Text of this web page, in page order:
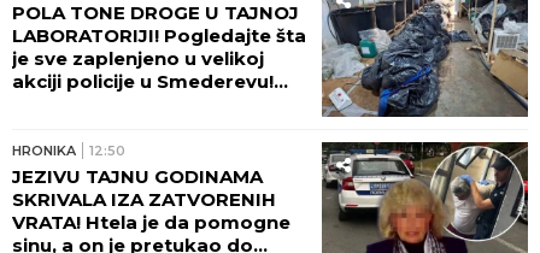
POLA TONE DROGE U TAJNOJ
LABORATORIJI! Pogledajte šta
je sve zaplenjeno u velikoj
akciji policije u Smederevu!
HRONIKA 12:50
JEZIVU TAJNU GODINAMA
SKRIVALA IZA ZATVORENIH
VRATA! Htela je da pomogne
sinu, a on je pretukao do